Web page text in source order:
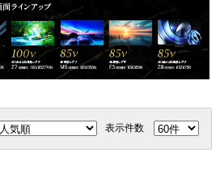
表示件数